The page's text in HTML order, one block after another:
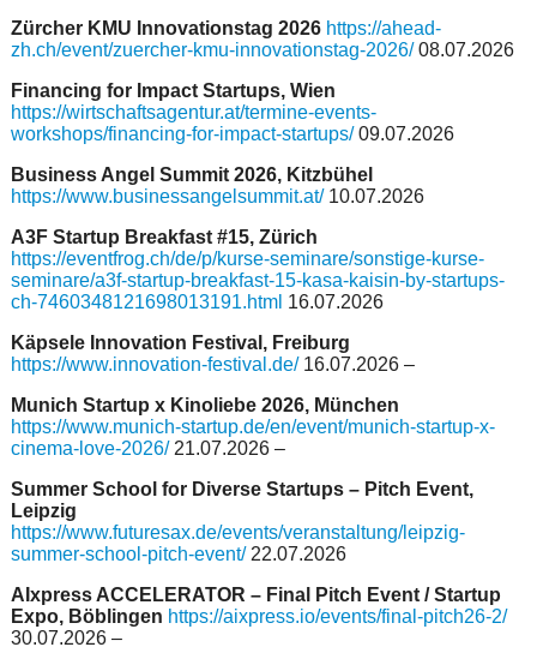
Zürcher KMU Innovationstag 2026 https://ahead-
zh.ch/event/zuercher-kmu-innovationstag-2026/08.07.2026
Financing for Impact Startups, Wien
https://wirtschaftsagentur.at/termine-events-
workshops/financing-for-impact-startups/09.07.2026
Business Angel Summit 2026, Kitzbühel
https://www.businessangelsummit.at/10.07.2026
A3F Startup Breakfast #15, Zürich
https://eventfrog.ch/de/p/kurse-seminare/sonstige-kurse-
seminare/a3f-startup-breakfast-15-kasa-kaisin-by-startups-
ch-7460348121698013191.html 16.07.2026
Käpsele Innovation Festival, Freiburg
https://www.innovation-festival.de/16.07.2026 –
Munich Startup x Kinoliebe 2026, München
https://www.munich-startup.de/en/event/munich-startup-x-
cinema-love-2026/21.07.2026 –
Summer School for Diverse Startups – Pitch Event,
Leipzig
https://www.futuresax.de/events/veranstaltung/leipzig-
summer-school-pitch-event/22.07.2026
AIxpress ACCELERATOR – Final Pitch Event / Startup
Expo, Böblingen https://aixpress.io/events/final-pitch26-2/
30.07.2026 –